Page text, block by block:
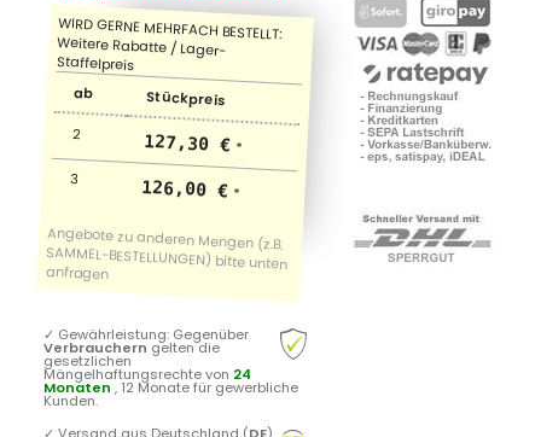
ab Stückpreis
2 127,30 € *
3 126,00 € *
✓ Gewährleistung: Gegenüber
Verbrauchern gelten die
gesetzlichen
Mängelhaftungsrechte von 24
Monaten , 12 Monate für gewerbliche
Kunden.